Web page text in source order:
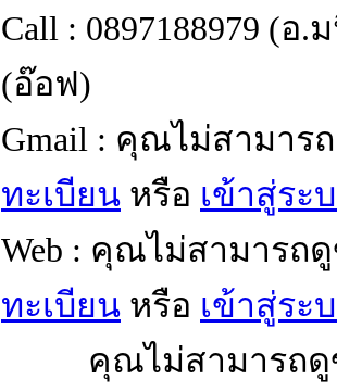
Call : 0897188979 (อ.
(อ๊อฟ)
Gmail : คุณไม่สามา
ทะเบียน หรือ เข้าสู่ระ
Web : คุณไม่สามาร
ทะเบียน หรือ เข้าสู่ระ
คุณไม่สามารถดู